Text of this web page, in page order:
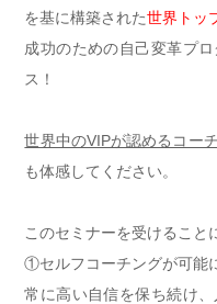
を基に構築された世界トッ
成功のための自己変革プ
ス！
世界中のVIPが認めるコー
も体感してください。
このセミナーを受けること
①セルフコーチングが可能
常に高い自信を保ち続け